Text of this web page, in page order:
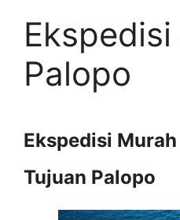
Palopo
Ekspedisi
Tujuan Palopo